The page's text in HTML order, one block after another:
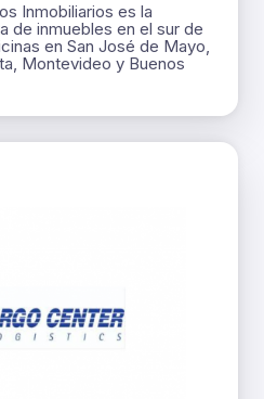
Inmobiliarios es la
de inmuebles en el sur de
en San José de Mayo,
Montevideo y Buenos